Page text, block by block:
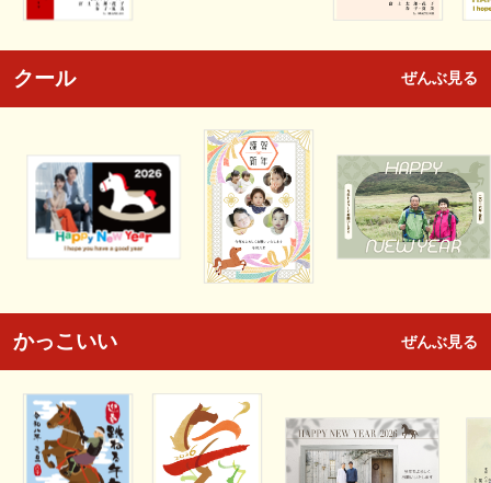
クール ぜんぶ見る
かっこいい ぜんぶ見る